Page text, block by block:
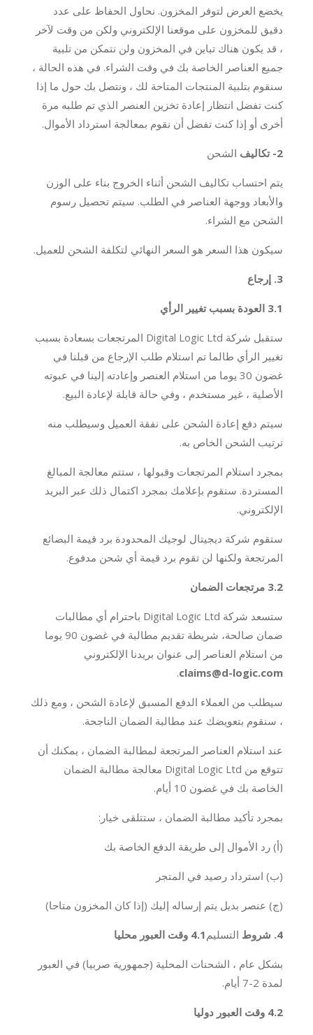
يخضع العرض لتوفر المخزون. نحاول الحفاظ على عدد
دقيق للمخزون على موقعنا الإلكتروني ولكن من وقت لآخر
، قد يكون هناك تباين في المخزون ولن نتمكن من تلبية
جميع العناصر الخاصة بك في وقت الشراء. في هذه الحالة ،
سنقوم بتلبية المنتجات المتاحة لك ، ونتصل بك حول ما إذا
كنت تفضل انتظار إعادة تخزين العنصر الذي تم طلبه مرة
أخرى أو إذا كنت تفضل أن نقوم بمعالجة استرداد الأموال.
2- تكاليف الشحن
يتم احتساب تكاليف الشحن أثناء الخروج بناء على الوزن
والأبعاد ووجهة العناصر في الطلب. سيتم تحصيل رسوم
الشحن مع الشراء.
سيكون هذا السعر هو السعر النهائي لتكلفة الشحن للعميل.
3. إرجاع
3.1 العودة بسبب تغيير الرأي
ستقبل شركة Digital Logic Ltd المرتجعات بسعادة بسبب
تغيير الرأي طالما تم استلام طلب الإرجاع من قبلنا في
غضون 30 يوما من استلام العنصر وإعادته إلينا في عبوته
الأصلية ، غير مستخدم ، وفي حالة قابلة لإعادة البيع.
سيتم دفع إعادة الشحن على نفقة العميل وسيطلب منه
ترتيب الشحن الخاص به.
بمجرد استلام المرتجعات وقبولها ، ستتم معالجة المبالغ
المستردة. سنقوم بإعلامك بمجرد اكتمال ذلك عبر البريد
الإلكتروني.
ستقوم شركة ديجيتال لوجيك المحدودة برد قيمة البضائع
المرتجعة ولكنها لن تقوم برد قيمة أي شحن مدفوع.
3.2 مرتجعات الضمان
ستسعد شركة Digital Logic Ltd باحترام أي مطالبات
ضمان صالحة، شريطة تقديم مطالبة في غضون 90 يوما
من استلام العناصر إلى عنوان بريدنا الإلكتروني
claims@d-logic.com
.
سيطلب من العملاء الدفع المسبق لإعادة الشحن ، ومع ذلك
، سنقوم بتعويضك عند مطالبة الضمان الناجحة.
عند استلام العناصر المرتجعة لمطالبة الضمان ، يمكنك أن
تتوقع من Digital Logic Ltd معالجة مطالبة الضمان
الخاصة بك في غضون 10 أيام.
بمجرد تأكيد مطالبة الضمان ، ستتلقى خيار:
(أ) رد الأموال إلى طريقة الدفع الخاصة بك
(ب) استرداد رصيد في المتجر
(ج) عنصر بديل يتم إرساله إليك (إذا كان المخزون متاحا)
4. شروط التسليم 4.1 وقت العبور محليا
بشكل عام ، الشحنات المحلية (جمهورية صربيا) في العبور
لمدة 2-7 أيام.
4.2 وقت العبور دوليا